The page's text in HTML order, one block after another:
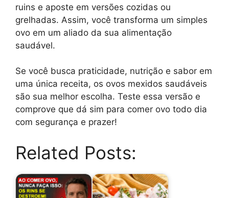
ruins e aposte em versões cozidas ou
grelhadas. Assim, você transforma um simples
ovo em um aliado da sua alimentação
saudável.
Se você busca praticidade, nutrição e sabor em
uma única receita, os ovos mexidos saudáveis
são sua melhor escolha. Teste essa versão e
comprove que dá sim para comer ovo todo dia
com segurança e prazer!
Related Posts: